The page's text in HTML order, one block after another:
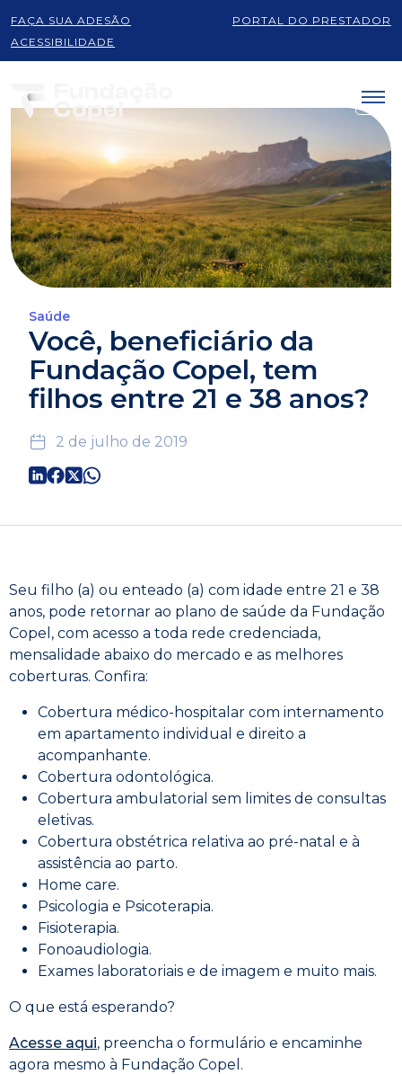
FAÇA SUA ADESÃO
PORTAL DO PRESTADOR
ACESSIBILIDADE
Saúde
Você, beneficiário da
Fundação Copel, tem
filhos entre 21 e 38 anos?
2 de julho de 2019
Seu filho (a) ou enteado (a) com idade entre 21 e 38
anos, pode retornar ao plano de saúde da Fundação
Copel, com acesso a toda rede credenciada,
mensalidade abaixo do mercado e as melhores
coberturas. Confira:
Cobertura médico-hospitalar com internamento
em apartamento individual e direito a
acompanhante.
Cobertura odontológica.
Cobertura ambulatorial sem limites de consultas
eletivas.
Cobertura obstétrica relativa ao pré-natal e à
assistência ao parto.
Home care.
Psicologia e Psicoterapia.
Fisioterapia.
Fonoaudiologia.
Exames laboratoriais e de imagem e muito mais.
O que está esperando?
Acesse aqui, preencha o formulário e encaminhe
agora mesmo à Fundação Copel.